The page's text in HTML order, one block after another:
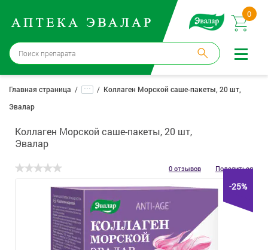
0
Бийск→ 15 аптек
Войти |
Доставка и оплата
Способ получения:
не выбран,изменить
Лекарства
Косметика
Главная страница ...
Коллаген Морской саше-пакеты, 20 шт,
Эвалар
Коллаген Морской саше-пакеты, 20 шт,
Эвалар
0 отзывов Поделиться
-25%